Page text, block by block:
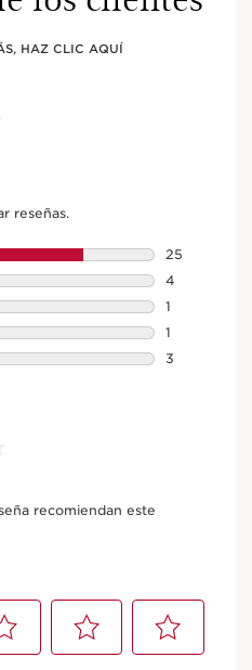
HAZ CLIC AQUÍ